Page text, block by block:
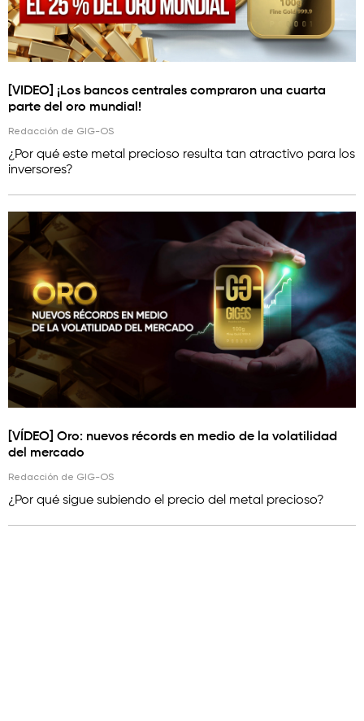
[VIDEO] ¡Los bancos centrales compraron una cuarta
parte del oro mundial!
Redacción de GIG-OS
¿Por qué este metal precioso resulta tan atractivo para los
inversores?
[VÍDEO] Oro: nuevos récords en medio de la volatilidad
del mercado
Redacción de GIG-OS
¿Por qué sigue subiendo el precio del metal precioso?